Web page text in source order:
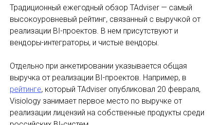
Традиционный ежегодный обзор TAdviser — самый
высокоуровневый рейтинг, связанный с выручкой от
реализации BI-проектов. В нем присутствуют и
вендоры-интеграторы, и чистые вендоры.
Отдельно при анкетировании указывается общая
выручка от реализации BI-проектов. Например, в
рейтинге, который TAdviser опубликовал 20 февраля,
Visiology занимает первое место по выручке от
реализации лицензий на собственные продукты среди